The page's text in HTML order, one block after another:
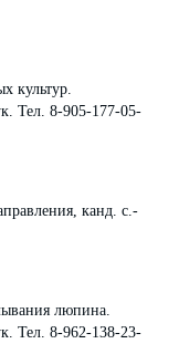
культур.
Тел. 8-905-177-05-
канд. с.-
люпина.
Тел. 8-962-138-23-